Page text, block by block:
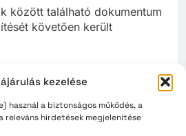
kezelése
használ a biztonságos működés, a
releváns hirdetések megjelenítése
között található dokumentum
követően került
Fenntartható Városi